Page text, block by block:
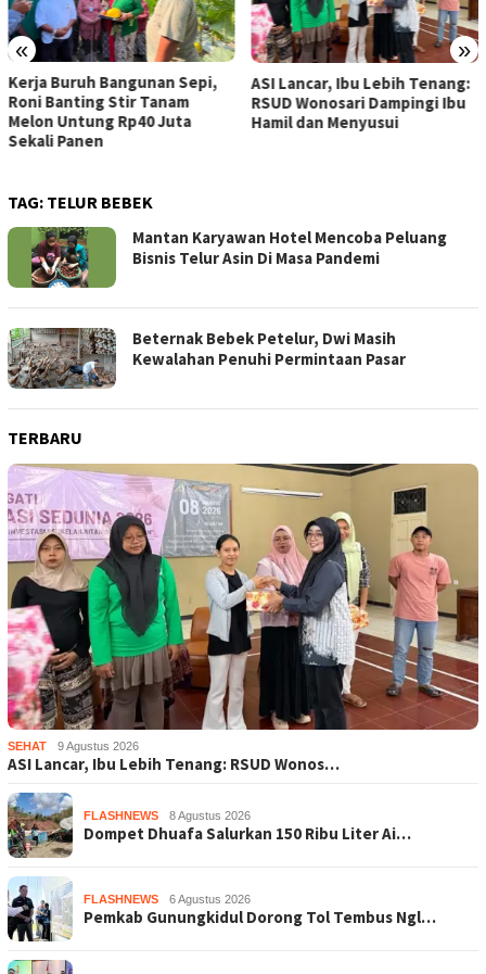
« »
Kerja Buruh Bangunan Sepi,
Roni Banting Stir Tanam
Melon Untung Rp40 Juta
Sekali Panen
ASI Lancar, Ibu Lebih Tenang:
RSUD Wonosari Dampingi Ibu
Hamil dan Menyusui
TAG: TELUR BEBEK
Mantan Karyawan Hotel Mencoba Peluang
Bisnis Telur Asin Di Masa Pandemi
Beternak Bebek Petelur, Dwi Masih
Kewalahan Penuhi Permintaan Pasar
TERBARU
SEHAT 9 Agustus 2026
ASI Lancar, Ibu Lebih Tenang: RSUD Wonos…
FLASHNEWS 8 Agustus 2026
Dompet Dhuafa Salurkan 150 Ribu Liter Ai…
FLASHNEWS 6 Agustus 2026
Pemkab Gunungkidul Dorong Tol Tembus Ngl…